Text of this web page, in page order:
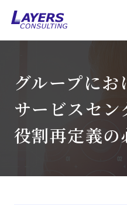
グループにお
サービスセン
役割再定義の